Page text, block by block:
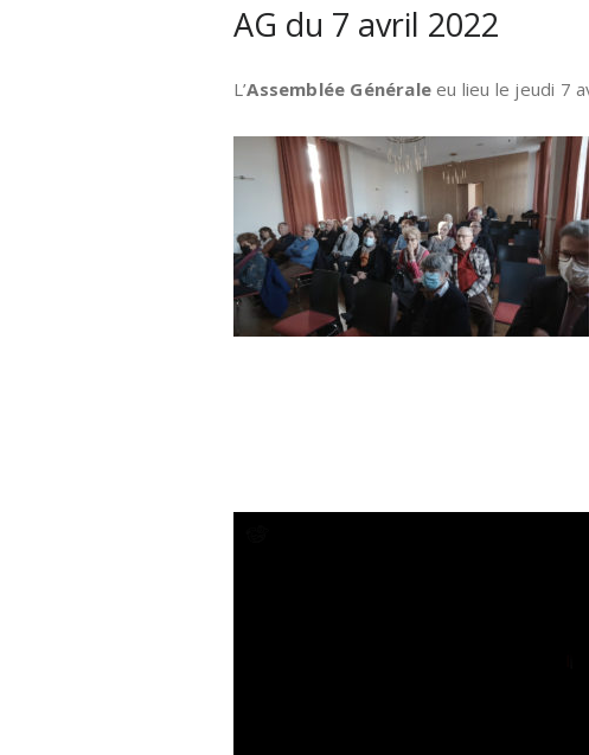
AG du 7 avril 2022
L’Assemblée Généraleeu lieu le jeudi 7